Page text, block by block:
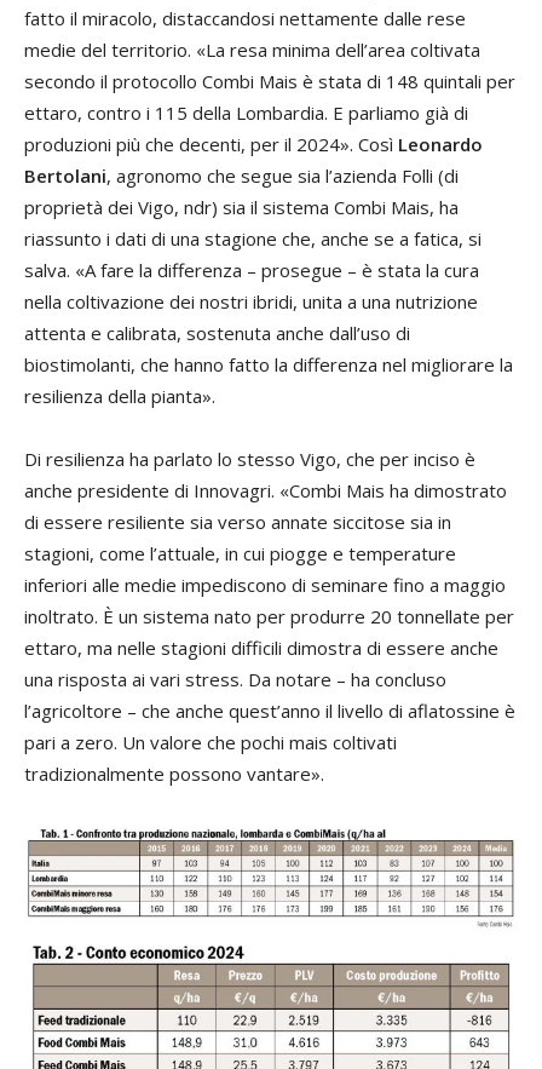
fatto il miracolo, distaccandosi nettamente dalle rese
medie del territorio. «La resa minima dell’area coltivata
secondo il protocollo Combi Mais è stata di 148 quintali per
ettaro, contro i 115 della Lombardia. E parliamo già di
produzioni più che decenti, per il 2024». Così Leonardo
Bertolani, agronomo che segue sia l’azienda Folli (di
proprietà dei Vigo, ndr) sia il sistema Combi Mais, ha
riassunto i dati di una stagione che, anche se a fatica, si
salva. «A fare la differenza – prosegue – è stata la cura
nella coltivazione dei nostri ibridi, unita a una nutrizione
attenta e calibrata, sostenuta anche dall’uso di
biostimolanti, che hanno fatto la differenza nel migliorare la
resilienza della pianta».
Di resilienza ha parlato lo stesso Vigo, che per inciso è
anche presidente di Innovagri. «Combi Mais ha dimostrato
di essere resiliente sia verso annate siccitose sia in
stagioni, come l’attuale, in cui piogge e temperature
inferiori alle medie impediscono di seminare fino a maggio
inoltrato. È un sistema nato per produrre 20 tonnellate per
ettaro, ma nelle stagioni difficili dimostra di essere anche
una risposta ai vari stress. Da notare – ha concluso
l’agricoltore – che anche quest’anno il livello di aflatossine è
pari a zero. Un valore che pochi mais coltivati
tradizionalmente possono vantare».